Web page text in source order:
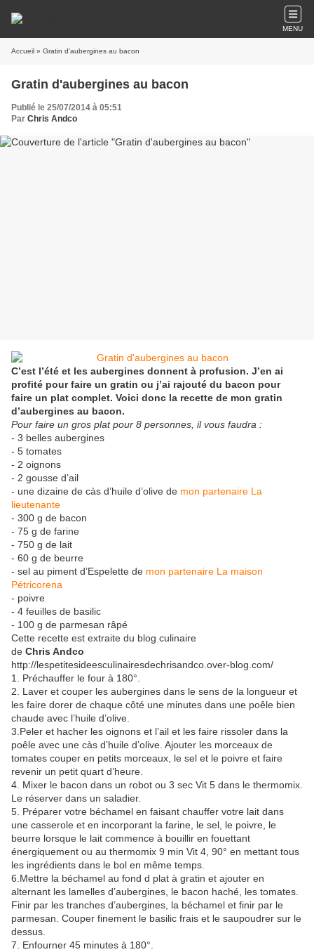
MENU
Accueil » Gratin d'aubergines au bacon
Gratin d'aubergines au bacon
Publié le 25/07/2014 à 05:51
Par Chris Andco
C’est l’été et les aubergines donnent à profusion. J’en ai
profité pour faire un gratin ou j’ai rajouté du bacon pour
faire un plat complet. Voici donc la recette de mon gratin
d’aubergines au bacon.
Pour faire un gros plat pour 8 personnes, il vous faudra :
- 3 belles aubergines
- 5 tomates
- 2 oignons
- 2 gousse d’ail
- une dizaine de càs d’huile d’olive de mon partenaire La
lieutenante
- 300 g de bacon
- 75 g de farine
- 750 g de lait
- 60 g de beurre
- sel au piment d’Espelette de mon partenaire La maison
Pétricorena
- poivre
- 4 feuilles de basilic
- 100 g de parmesan râpé
Cette recette est extraite du blog culinaire
de Chris Andco
http://lespetitesideesculinairesdechrisandco.over-blog.com/
1. Préchauffer le four à 180°.
2. Laver et couper les aubergines dans le sens de la longueur et
les faire dorer de chaque côté une minutes dans une poêle bien
chaude avec l’huile d’olive.
3.Peler et hacher les oignons et l’ail et les faire rissoler dans la
poêle avec une càs d’huile d’olive. Ajouter les morceaux de
tomates couper en petits morceaux, le sel et le poivre et faire
revenir un petit quart d’heure.
4. Mixer le bacon dans un robot ou 3 sec Vit 5 dans le thermomix.
Le réserver dans un saladier.
5. Préparer votre béchamel en faisant chauffer votre lait dans
une casserole et en incorporant la farine, le sel, le poivre, le
beurre lorsque le lait commence à bouillir en fouettant
énergiquement ou au thermomix 9 min Vit 4, 90° en mettant tous
les ingrédients dans le bol en même temps.
6.Mettre la béchamel au fond d plat à gratin et ajouter en
alternant les lamelles d’aubergines, le bacon haché, les tomates.
Finir par les tranches d’aubergines, la béchamel et finir par le
parmesan. Couper finement le basilic frais et le saupoudrer sur le
dessus.
7. Enfourner 45 minutes à 180°.